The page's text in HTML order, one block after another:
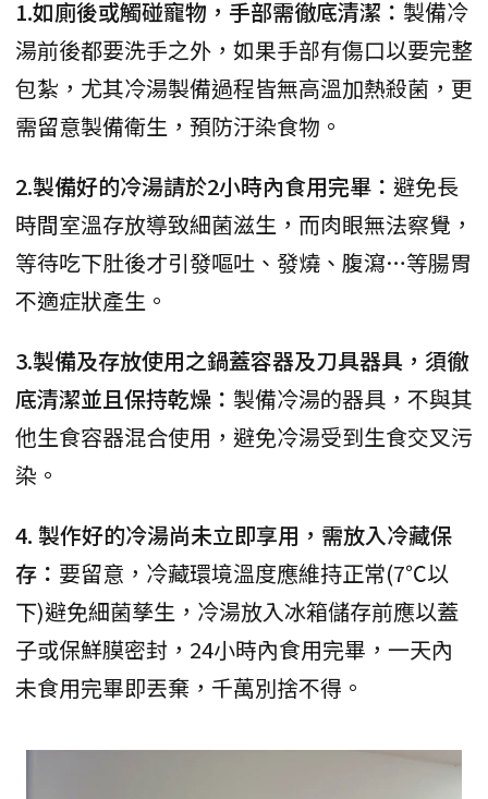
1.如廁後或觸碰寵物，手部需徹底清潔： 製備冷
湯前後都要洗手之外，如果手部有傷口以要完整
包紮，尤其冷湯製備過程皆無高溫加熱殺菌，更
需留意製備衛生，預防汙染食物。
2.製備好的冷湯請於2小時內食用完畢： 避免長
時間室溫存放導致細菌滋生，而肉眼無法察覺，
等待吃下肚後才引發嘔吐、發燒、腹瀉…等腸胃
不適症狀產生。
3.製備及存放使用之鍋蓋容器及刀具器具，須徹
底清潔並且保持乾燥： 製備冷湯的器具，不與其
他生食容器混合使用，避免冷湯受到生食交叉污
染。
4. 製作好的冷湯尚未立即享用，需放入冷藏保
存： 要留意，冷藏環境溫度應維持正常(7℃以
下)避免細菌孳生，冷湯放入冰箱儲存前應以蓋
子或保鮮膜密封，24小時內食用完畢，一天內
未食用完畢即丟棄，千萬別捨不得。